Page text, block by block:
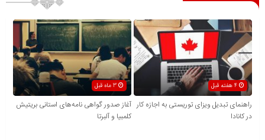
4 هفته قبل
راهنمای تبدیل ویزای توریستی به اجازه کار
در کانادا
آغاز صدور گواهی نامه‌های استانی بریتیش
کلمبیا و آلبرتا